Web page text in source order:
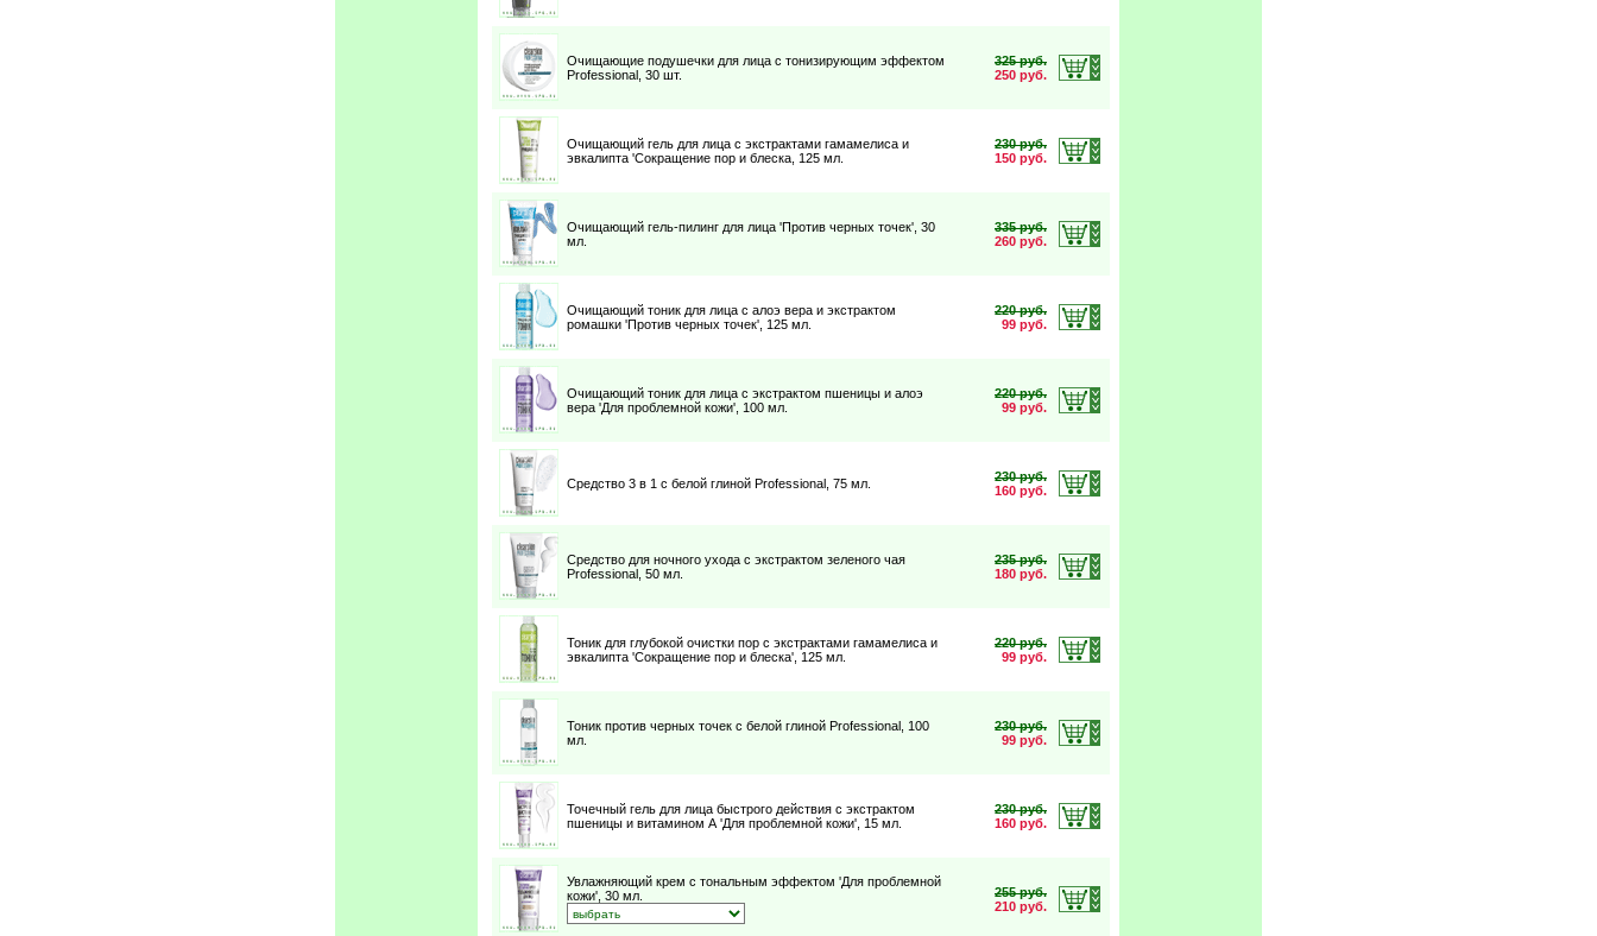
Очищающие подушечки для лица с тонизирующим эффектом
Professional , 30 шт.
325 руб.
250 руб.
Очищающий гель для лица с экстрактами гамамелиса и
эвкалипта 'Сокращение пор и блеска , 125 мл.
230 руб.
150 руб.
Очищающий гель-пилинг для лица 'Против черных точек' , 30
мл.
335 руб.
260 руб.
Очищающий тоник для лица с алоэ вера и экстрактом
ромашки 'Против черных точек' , 125 мл.
220 руб.
99 руб.
Очищающий тоник для лица с экстрактом пшеницы и алоэ
вера 'Для проблемной кожи' , 100 мл.
220 руб.
99 руб.
Средство 3 в 1 с белой глиной Professional , 75 мл.
230 руб.
160 руб.
Средство для ночного ухода с экстрактом зеленого чая
Professional , 50 мл.
235 руб.
180 руб.
Тоник для глубокой очистки пор с экстрактами гамамелиса и
эвкалипта 'Сокращение пор и блеска' , 125 мл.
220 руб.
99 руб.
Тоник против черных точек с белой глиной Professional , 100
мл.
230 руб.
99 руб.
Точечный гель для лица быстрого действия с экстрактом
пшеницы и витамином А 'Для проблемной кожи' , 15 мл.
230 руб.
160 руб.
Увлажняющий крем с тональным эффектом 'Для проблемной
кожи' , 30 мл.
255 руб.
210 руб.